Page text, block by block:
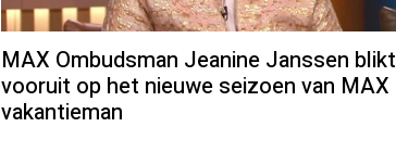
MAX Ombudsman Jeanine Janssen blikt
vooruit op het nieuwe seizoen van MAX
vakantieman